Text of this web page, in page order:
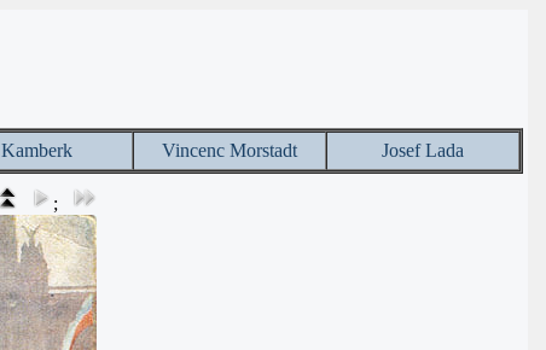
Kamberk Vincenc Morstadt Josef Lada
;